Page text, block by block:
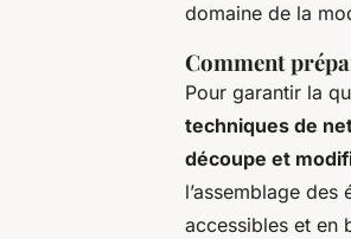
domaine de la
Comment
Pour garantir la
techniques de
découpe et
l’assemblage
accessibles et en